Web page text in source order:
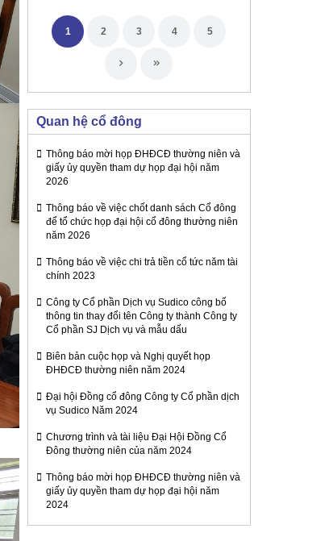
1 2 3 4 5
Quan hệ cổ đông
Thông báo mời họp ĐHĐCĐ thường niên và
giấy ủy quyền tham dự họp đại hội năm
2026
Thông báo về việc chốt danh sách Cổ đông
để tổ chức họp đại hội cổ đông thường niên
năm 2026
Thông báo về việc chi trả tiền cổ tức năm tài
chính 2023
Công ty Cổ phần Dịch vụ Sudico công bố
thông tin thay đổi tên Công ty thành Công ty
Cổ phần SJ Dịch vụ và mẫu dấu
Biên bản cuộc họp và Nghị quyết họp
ĐHĐCĐ thường niên năm 2024
Đại hội Đồng cổ đông Công ty Cổ phần dịch
vụ Sudico Năm 2024
Chương trình và tài liệu Đại Hội Đồng Cổ
Đông thường niên của năm 2024
Thông báo mời họp ĐHĐCĐ thường niên và
giấy ủy quyền tham dự họp đại hội năm
2024